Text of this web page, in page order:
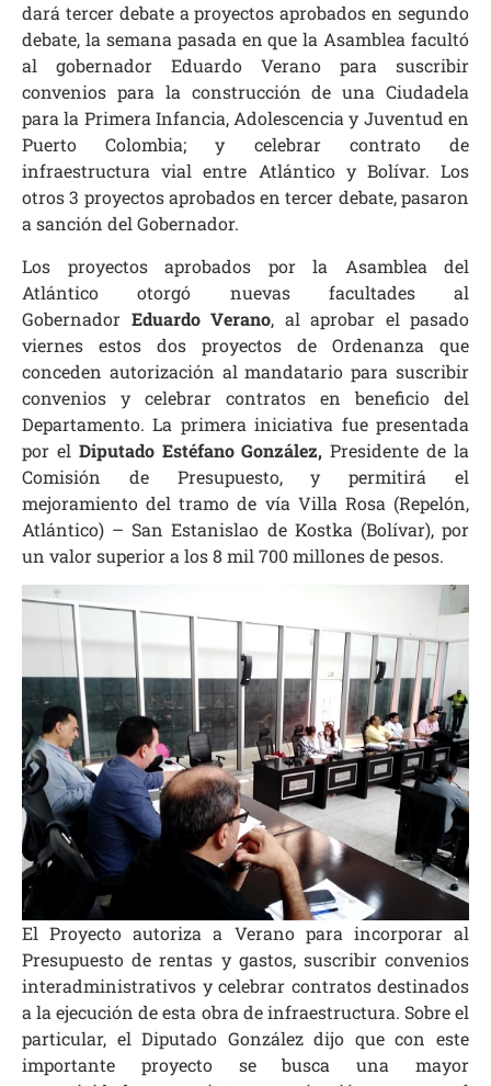
dará tercer debate a proyectos aprobados en segundo
debate, la semana pasada en que la Asamblea facultó
al gobernador Eduardo Verano para suscribir
convenios para la construcción de una Ciudadela
para la Primera Infancia, Adolescencia y Juventud en
Puerto Colombia; y celebrar contrato de
infraestructura vial entre Atlántico y Bolívar. Los
otros 3 proyectos aprobados en tercer debate, pasaron
a sanción del Gobernador.
Los proyectos aprobados por la Asamblea del
Atlántico otorgó nuevas facultades al
Gobernador Eduardo Verano, al aprobar el pasado
viernes estos dos proyectos de Ordenanza que
conceden autorización al mandatario para suscribir
convenios y celebrar contratos en beneficio del
Departamento. La primera iniciativa fue presentada
por el Diputado Estéfano González, Presidente de la
Comisión de Presupuesto, y permitirá el
mejoramiento del tramo de vía Villa Rosa (Repelón,
Atlántico) – San Estanislao de Kostka (Bolívar), por
un valor superior a los 8 mil 700 millones de pesos.
El Proyecto autoriza a Verano para incorporar al
Presupuesto de rentas y gastos, suscribir convenios
interadministrativos y celebrar contratos destinados
a la ejecución de esta obra de infraestructura. Sobre el
particular, el Diputado González dijo que con este
importante proyecto se busca una mayor